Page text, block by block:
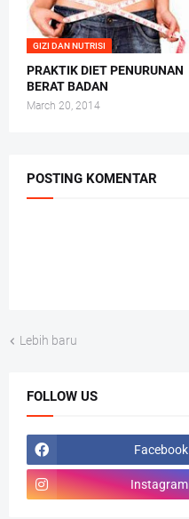
GIZI DAN NUTRISI
PRAKTIK DIET PENURUNAN
BERAT BADAN
March 20, 2014
POSTING KOMENTAR
Lebih baru
FOLLOW US
Facebook
Instagram